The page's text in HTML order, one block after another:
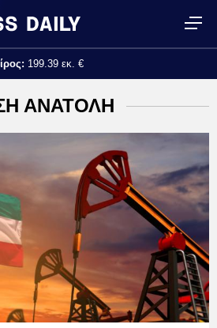
199.39 εκ. €
ΑΝΑΤΟΛΗ